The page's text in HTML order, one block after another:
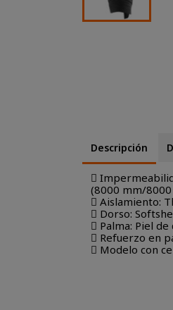
Descripción

(8000 mm/8000
 Aislamiento:
 Dorso:
 Palma: Piel de
 Refuerzo en
 Modelo con